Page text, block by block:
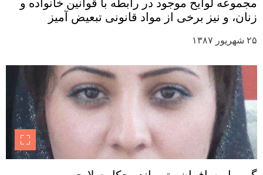
مجموعه لوایح موجود در رابطه با قوانین خانواده و
زنان، و نیز برخی از مواد قانونی تبعیض آمیز
۲۵ شهریور ۱۳۸۷